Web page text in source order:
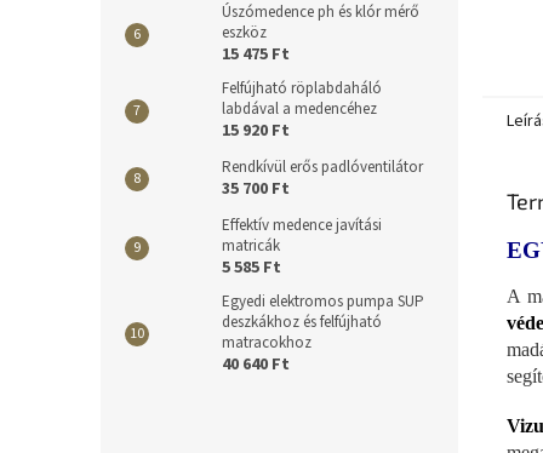
Úszómedence ph és klór mérő
eszköz
15 475 Ft
Felfújható röplabdaháló
labdával a medencéhez
15 920 Ft
Rendkívül erős padlóventilátor
35 700 Ft
Effektív medence javítási
matricák
5 585 Ft
Egyedi elektromos pumpa SUP
deszkákhoz és felfújható
matracokhoz
40 640 Ft
A